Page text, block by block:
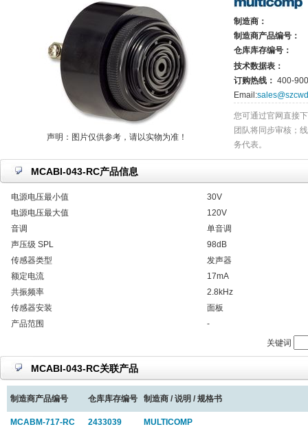
声明：图片仅供参考，请以实物为准！
制造商：
制造商产品编号：
仓库库存编号：
技术数据表：
订购热线： 400-
Email:
您可通过官网直接
团队将同步审核；
务代表。
MCABI-043-RC产品信息
电源电压最小值
30V
电源电压最大值
120V
音调
单音调
声压级 SPL
98dB
传感器类型
发声器
额定电流
17mA
共振频率
2.8kHz
传感器安装
面板
产品范围
-
关键词
MCABI-043-RC关联产品
制造商产品编号 仓库库存编号 制造商 / 说明 / 规格书
MCABM-717-RC 2433039
MULTICOMP